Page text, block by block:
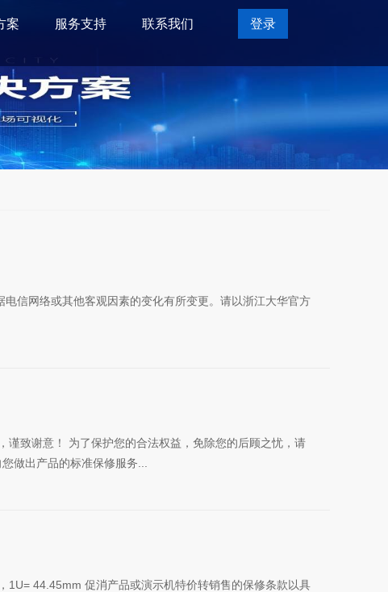
案 服务支持 联系我们 登录
信网络或其他客观因素的变化有所变更。请以浙江大华官方
谨致谢意！ 为了保护您的合法权益，免除您的后顾之忧，请
做出产品的标准保修服务...
1U= 44.45mm 促消产品或演示机特价转销售的保修条款以具